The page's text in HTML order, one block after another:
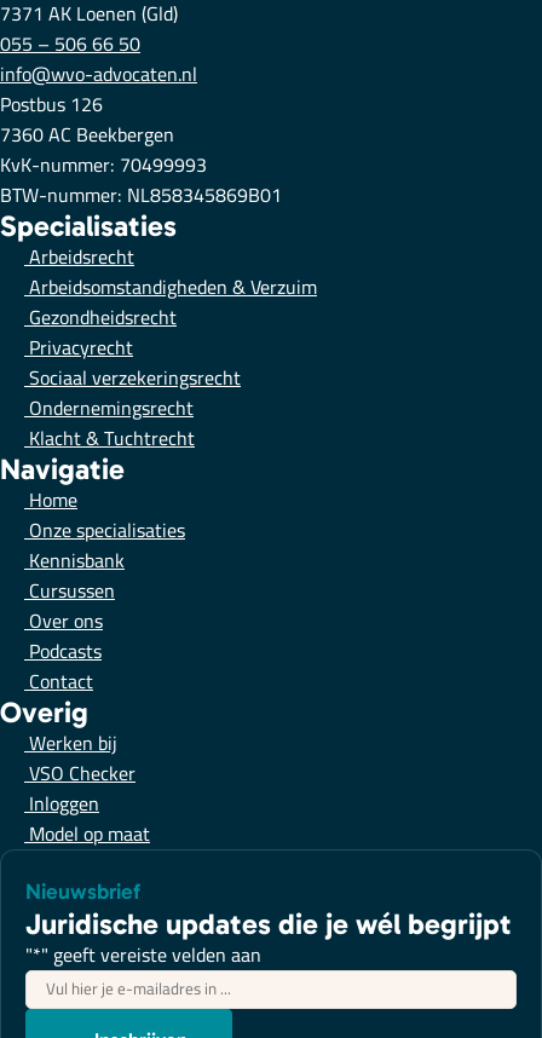
7371 AK Loenen (Gld)
055 – 506 66 50
info@wvo-advocaten.nl
Postbus 126
7360 AC Beekbergen
KvK-nummer: 70499993
BTW-nummer: NL858345869B01
Specialisaties
Arbeidsrecht
Arbeidsomstandigheden & Verzuim
Gezondheidsrecht
Privacyrecht
Sociaal verzekeringsrecht
Ondernemingsrecht
Klacht & Tuchtrecht
Navigatie
Home
Onze specialisaties
Kennisbank
Cursussen
Over ons
Podcasts
Contact
Overig
Werken bij
VSO Checker
Inloggen
Model op maat
Nieuwsbrief
Juridische updates die je wél begrijpt
"*" geeft vereiste velden aan
E-
mailadres*